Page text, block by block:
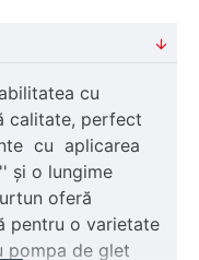
cu
calitate, perfect
cu aplicarea
și o lungime
oferă
pentru o varietate
pompa de glet